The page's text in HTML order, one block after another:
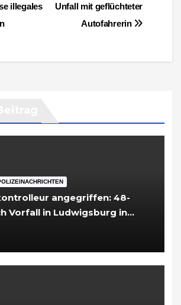
Unfall mit geflüchteter
Autofahrerin
illegales
angegriffen: 48-
Vorfall in Ludwigsburg in